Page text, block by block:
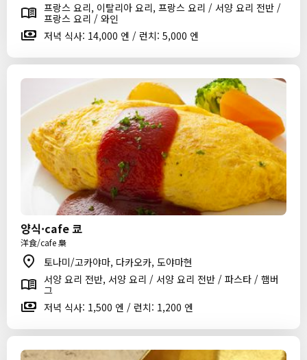
프랑스 요리, 이탈리아 요리, 프랑스 요리 / 서양 요리 전반 /
프랑스 요리 / 와인
저녁 식사: 14,000 엔 / 런치: 5,000 엔
양식·cafe 쿄
洋食/cafe 梟
토나미/고카야마, 다카오카, 도야마현
서양 요리 전반, 서양 요리 / 서양 요리 전반 / 파스타 / 햄버
그
저녁 식사: 1,500 엔 / 런치: 1,200 엔